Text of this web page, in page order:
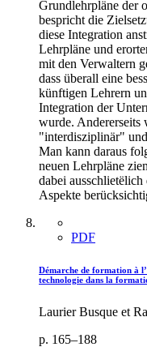
Grundlehrpläne der
bespricht die
diese Integration
Lehrpläne und
mit den Verwaltern
dass überall eine
künftigen Lehrern
Integration der
wurde. Andererseits
"interdisziplinär"
Man kann daraus
neuen Lehrpläne
dabei
Aspekte
PDF
Démarche de formation à
technologie dans la
Laurier Busque et
p. 165–188